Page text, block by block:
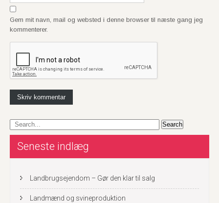
Gem mit navn, mail og websted i denne browser til næste gang jeg
kommenterer.
Seneste indlæg
Landbrugsejendom – Gør den klar til salg
Landmænd og svineproduktion